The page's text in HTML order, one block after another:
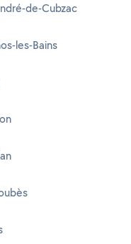
de-Cubzac
les-Bains